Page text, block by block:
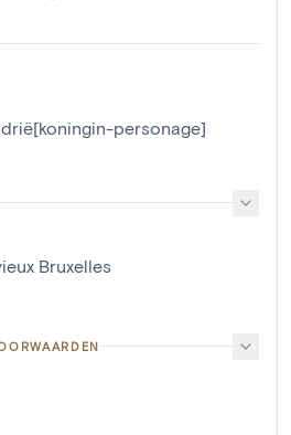
personage]
Bruxelles